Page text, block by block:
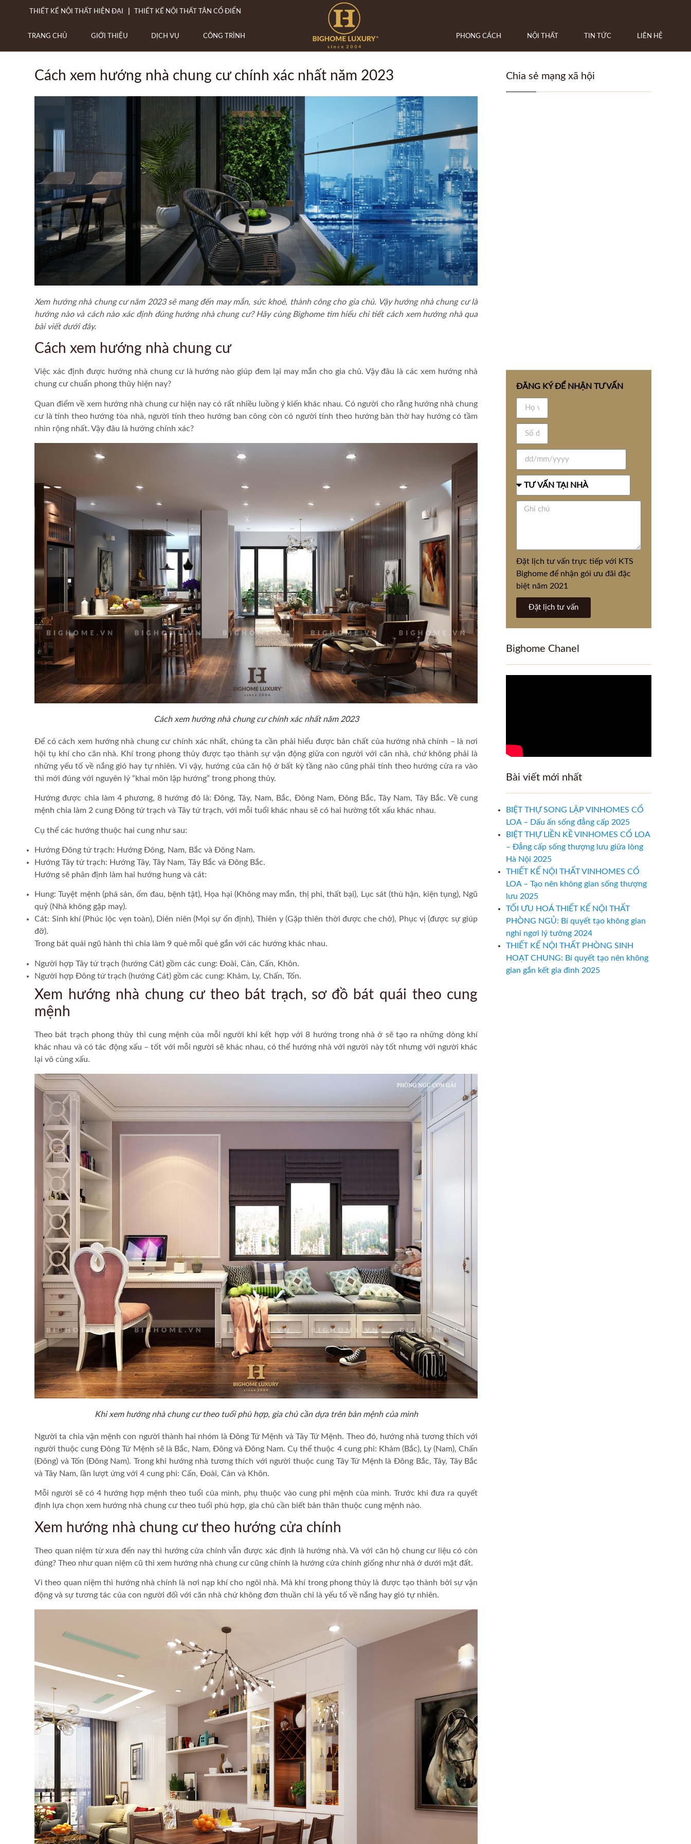
THIẾT KẾ NỘI THẤT HIỆN ĐẠI THIẾT KẾ NỘI THẤT TÂN CỔ ĐIỂN
TRANG CHỦ GIỚI THIỆU DỊCH VỤ CÔNG TRÌNH PHONG CÁCH NỘI THẤT TIN TỨC LIÊN HỆ
Cách xem hướng nhà chung cư chính xác nhất năm 2023
Xem hướng nhà chung cưnăm 2023 sẽ mang đến may mắn, sức khoẻ, thành công cho gia chủ. Vậy hướng nhà chung cư là
hướng nào và cách nào xác định đúng hướng nhà chung cư? Hãy cùng Bighome tìm hiểu chi tiết cách xem hướng nhà qua
bài viết dưới đây.
Cách xem hướng nhà chung cư
Việc xác định được hướng nhà chung cư là hướng nào giúp đem lại may mắn cho gia chủ. Vậy đâu là cácxem hướng nhà
chung cưchuẩn phong thủy hiện nay?
Quan điểm về xem hướng nhà chung cư hiện nay có rất nhiều luồng ý kiến khác nhau. Có người cho rằng hướng nhà chung
cư là tính theo hướng tòa nhà, người tính theo hướng ban công còn có người tính theo hướng bàn thờ hay hướng có tầm
nhìn rộng nhất. Vậy đâu là hướng chính xác?
Cách xem hướng nhà chung cư chính xác nhất năm 2023
Để có cách xem hướng nhà chung cưchính xác nhất, chúng ta cần phải hiểu được bản chất của hướng nhà chính – là nơi
hội tụ khí cho căn nhà. Khí trong phong thủy được tạo thành sự vận động giữa con người với căn nhà, chứ không phải là
những yếu tố về nắng gió hay tự nhiên. Vì vậy, hướng của căn hộ ở bất kỳ tầng nào cũng phải tính theo hướng cửa ra vào
thì mới đúng với nguyên lý “khai môn lập hướng” trong phong thủy.
Hướng được chia làm 4 phương, 8 hướng đó là: Đông, Tây, Nam, Bắc, Đông Nam, Đông Bắc, Tây Nam, Tây Bắc. Về cung
mệnh chia làm 2 cung Đông tứ trạch và Tây tứ trạch, với mỗi tuổi khác nhau sẽ có hai hường tốt xấu khác nhau.
Cụ thể các hướng thuộc hai cung như sau:
Hướng Đông tứ trạch: Hướng Đông, Nam, Bắc và Đông Nam.
Hướng Tây tứ trạch: Hướng Tây, Tây Nam, Tây Bắc và Đông Bắc.
Hướng sẽ phân định làm hai hướng hung và cát:
Hung: Tuyệt mệnh (phá sản, ốm đau, bệnh tật), Họa hại (Không may mắn, thị phi, thất bại), Lục sát (thù hận, kiện tụng), Ngũ
quỷ (Nhà không gặp may).
Cát: Sinh khí (Phúc lộc vẹn toàn), Diên niên (Mọi sự ổn định), Thiên y (Gặp thiên thời được che chở), Phục vị (được sự giúp
đỡ).
Trong bát quái ngũ hành thì chia làm 9 quẻ mỗi quẻ gắn với các hướng khác nhau.
Người hợp Tây tứ trạch (hướng Cát) gồm các cung: Đoài, Càn, Cấn, Khôn.
Người hợp Đông tứ trạch (hướng Cát) gồm các cung: Khảm, Ly, Chấn, Tốn.
Xem hướng nhà chung cư theo bát trạch, sơ đồ bát quái theo cung
mệnh
Theo bát trạch phong thủy thì cung mệnh của mỗi người khi kết hợp với 8 hướng trong nhà ở sẽ tạo ra những dòng khí
khác nhau và có tác động xấu – tốt với mỗi người sẽ khác nhau, có thể hướng nhà với người này tốt nhưng với người khác
lại vô cùng xấu.
Khi xem hướng nhà chung cư theo tuổi phù hợp, gia chủ cần dựa trên bản mệnh của mình
Người ta chia vận mệnh con người thành hai nhóm là Đông Tứ Mệnh và Tây Tứ Mệnh. Theo đó, hướng nhà tương thích với
người thuộc cung Đông Tứ Mệnh sẽ là Bắc, Nam, Đông và Đông Nam. Cụ thể thuộc 4 cung phi: Khảm (Bắc), Ly (Nam), Chấn
(Đông) và Tốn (Đông Nam). Trong khi hướng nhà tương thích với người thuộc cung Tây Tứ Mệnh là Đông Bắc, Tây, Tây Bắc
và Tây Nam, lần lượt ứng với 4 cung phi: Cấn, Đoài, Càn và Khôn.
Mỗi người sẽ có 4 hướng hợp mệnh theo tuổi của mình, phụ thuộc vào cung phi mệnh của mình. Trước khi đưa ra quyết
định lựa chọnxem hướng nhà chung cưtheo tuổi phù hợp, gia chủ cần biết bản thân thuộc cung mệnh nào.
Xem hướng nhà chung cư theo hướng cửa chính
Theo quan niệm từ xưa đến nay thì hướng cửa chính vẫn được xác định là hướng nhà. Và với căn hộ chung cư liệu có còn
đúng? Theo như quan niệm cũ thìxem hướng nhà chung cưcũng chính là hướng cửa chính giống như nhà ở dưới mặt đất.
Vì theo quan niệm thì hướng nhà chính là nơi nạp khí cho ngôi nhà. Mà khí trong phong thủy là được tạo thành bởi sự vận
động và sự tương tác của con người đối với căn nhà chứ không đơn thuần chỉ là yếu tố về nắng hay gió tự nhiên.
Chia sẻ mạng xã hội
ĐĂNG KÝ ĐỂ NHẬN TƯ VẤN
Đặt lịch tư vấn trực tiếp với KTS
Bighome để nhận gói ưu đãi đặc
biệt năm 2021
Đặt lịch tư vấn
Bighome Chanel
Bài viết mới nhất
BIỆT THỰ SONG LẬP VINHOMES CỔ
LOA – Dấu ấn sống đẳng cấp 2025
BIỆT THỰ LIỀN KỀ VINHOMES CỔ LOA
– Đẳng cấp sống thượng lưu giữa lòng
Hà Nội 2025
THIẾT KẾ NỘI THẤT VINHOMES CỔ
LOA – Tạo nên không gian sống thượng
lưu 2025
TỐI ƯU HOÁ THIẾT KẾ NỘI THẤT
PHÒNG NGỦ: Bí quyết tạo không gian
nghỉ ngơi lý tưởng 2024
THIẾT KẾ NỘI THẤT PHÒNG SINH
HOẠT CHUNG: Bí quyết tạo nên không
gian gắn kết gia đình 2025